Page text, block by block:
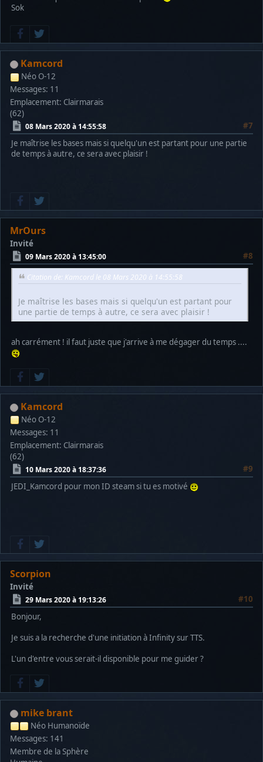
Sok
Kamcord
Néo O-12
Messages: 11
Emplacement: Clairmarais
(62)
08 Mars 2020 à 14:55:58
#7
Je maîtrise les bases mais si quelqu'un est partant pour une partie
de temps à autre, ce sera avec plaisir !
MrOurs
Invité
09 Mars 2020 à 13:45:00 #8
Citation de: Kamcord le 08 Mars 2020 à 14:55:58
Je maîtrise les bases mais si quelqu'un est partant pour
une partie de temps à autre, ce sera avec plaisir !
ah carrément ! il faut juste que j'arrive à me dégager du temps ....
Kamcord
Néo O-12
Messages: 11
Emplacement: Clairmarais
(62)
10 Mars 2020 à 18:37:36
#9
JEDI_Kamcord pour mon ID steam si tu es motivé
Scorpion
Invité
29 Mars 2020 à 19:13:26
#10
Bonjour,
Je suis a la recherche d'une initiation à Infinity sur TTS.
L'un d'entre vous serait-il disponible pour me guider ?
mike brant
Néo Humanoïde
Messages: 141
Membre de la Sphère